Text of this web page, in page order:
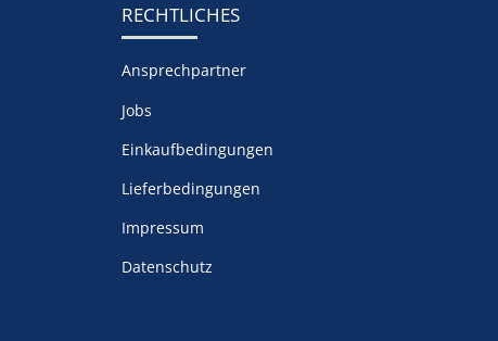
RECHTLICHES
Ansprechpartner
Jobs
Einkaufbedingungen
Lieferbedingungen
Impressum
Datenschutz